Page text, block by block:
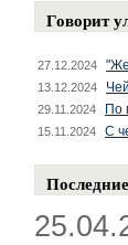
Говорит
27.12.2024
13.12.2024
29.11.2024 По
15.11.2024 С